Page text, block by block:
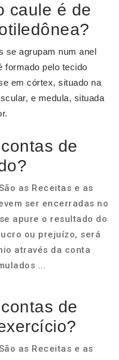
caule é de
se agrupam num anel
formado pelo tecido
em córtex, situado na
e medula, situada
de
as Receitas e as
ser encerradas no
apure o resultado do
ou prejuízo, será
através da conta
...
de
as Receitas e as